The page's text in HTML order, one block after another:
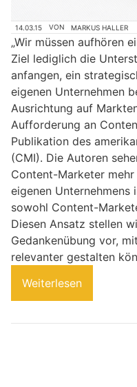
14.03.15 VON MARKUS HALLER
„Wir müssen aufhören
Ziel lediglich die
anfangen, ein
eigenen Unternehmen
Ausrichtung auf
Aufforderung an
Publikation des
(CMI). Die Autoren
Content-Marketer
eigenen
sowohl Content-
Diesen Ansatz stellen
Gedankenübung vor,
relevanter gestalten
Weiterlesen